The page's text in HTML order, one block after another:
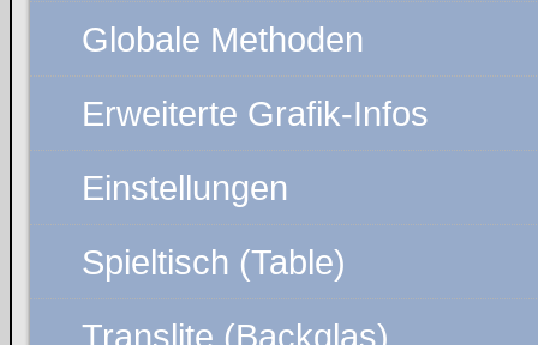
Globale Methoden
Erweiterte Grafik-Infos
Einstellungen
Spieltisch (Table)
Translite (Backglas)